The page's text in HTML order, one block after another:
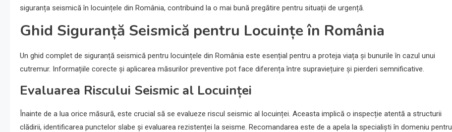
siguranța seismică în locuințele din România, contribuind la o mai bună pregătire pentru situații de urgență.
Ghid Siguranță Seismică pentru Locuințe în România
Un ghid complet de siguranță seismică pentru locuințele din România este esențial pentru a proteja viața și bunurile în cazul unui
cutremur. Informațiile corecte și aplicarea măsurilor preventive pot face diferența între supraviețuire și pierderi semnificative.
Evaluarea Riscului Seismic al Locuinței
Înainte de a lua orice măsură, este crucial să se evalueze riscul seismic al locuinței. Aceasta implică o inspecție atentă a structurii
clădirii, identificarea punctelor slabe și evaluarea rezistenței la seisme. Recomandarea este de a apela la specialiști în domeniu pentru